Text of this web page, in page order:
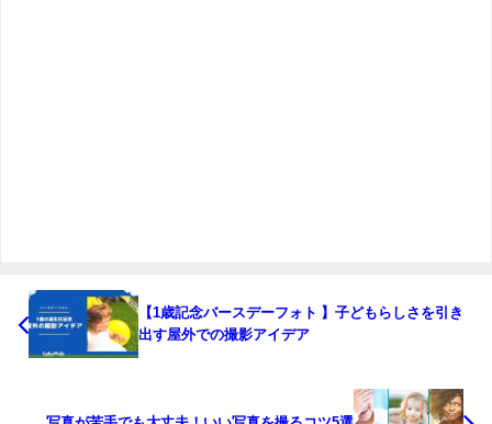
【1歳記念バースデーフォト 】子どもらしさを引き
出す屋外での撮影アイデア